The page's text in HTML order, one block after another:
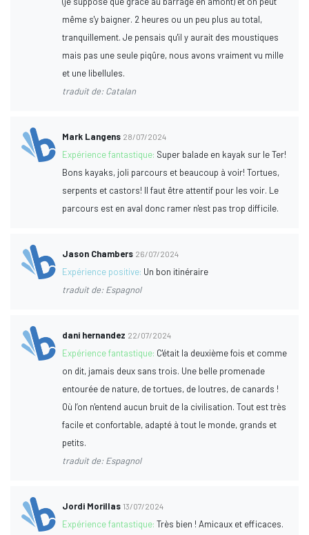
même s'y baigner. 2 heures ou un peu plus au total,
tranquillement. Je pensais qu'il y aurait des moustiques
mais pas une seule piqûre, nous avons vraiment vu mille
et une libellules.
traduit de: Catalan
Mark Langens 28/07/2024
Expérience fantastique: Super balade en kayak sur le Ter!
Bons kayaks, joli parcours et beaucoup à voir! Tortues,
serpents et castors! Il faut être attentif pour les voir. Le
parcours est en aval donc ramer n'est pas trop difficile.
Jason Chambers 26/07/2024
Expérience positive: Un bon itinéraire
traduit de: Espagnol
dani hernandez 22/07/2024
Expérience fantastique: C'était la deuxième fois et comme
on dit, jamais deux sans trois. Une belle promenade
entourée de nature, de tortues, de loutres, de canards !
Où l’on n'entend aucun bruit de la civilisation. Tout est très
facile et confortable, adapté à tout le monde, grands et
petits.
traduit de: Espagnol
Jordi Morillas 13/07/2024
Expérience fantastique:Très bien ! Amicaux et efficaces.